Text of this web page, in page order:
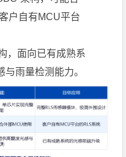
户自有MCU平台
，面向已有成熟系
雨量检测能力。